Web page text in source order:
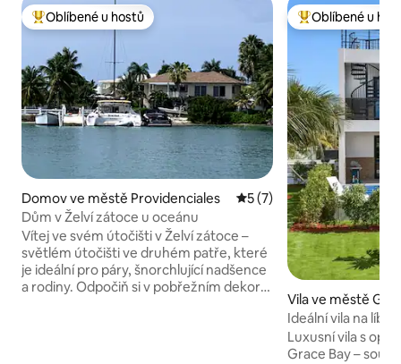
Nejlepší v kategorii Oblíbené u hostů
Oblíbené u hostů
Domov ve městě Providenciales Průměrné hodnocení 5 z
5 (7)
Dům v Želví zátoce u oceánu
Vítej ve svém útočišti v Želví zátoce –
světlém útočišti ve druhém patře, které
je ideální pro páry, šnorchlující nadšence
a rodiny. Odpočiň si v pobřežním dekoru,
Nejlepší v
Oblíbené u
Vila ve městě
Ideální vila na
Luxusní vila s
Grace Bay –